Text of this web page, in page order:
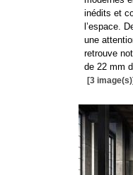
inédits et
l’espace.
une
retrouve
de 22 mm
[3 image(s)]